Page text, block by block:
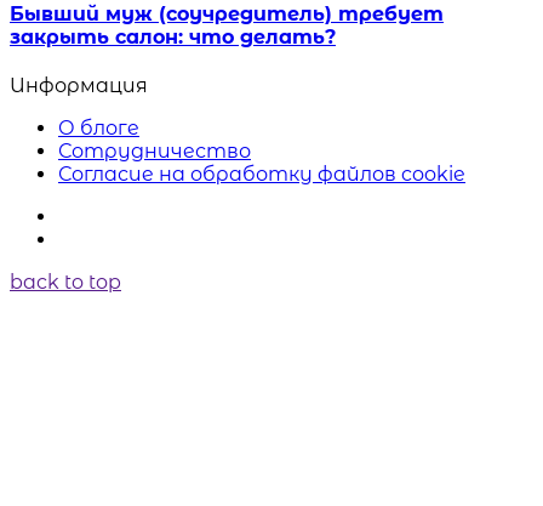
Бывший муж (соучредитель) требует
закрыть салон: что делать?
Информация
О блоге
Сотрудничество
Согласие на обработку файлов cookie
back to top